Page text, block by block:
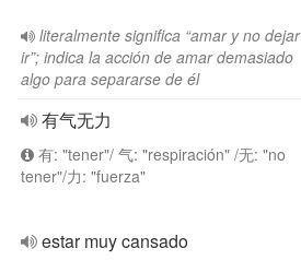
literalmente significa “amar y no dejar
ir”; indica la acción de amar demasiado
algo para separarse de él
有气无力
有: "tener"/ 气: "respiración" /无: "no
tener"/力: "fuerza"
estar muy cansado